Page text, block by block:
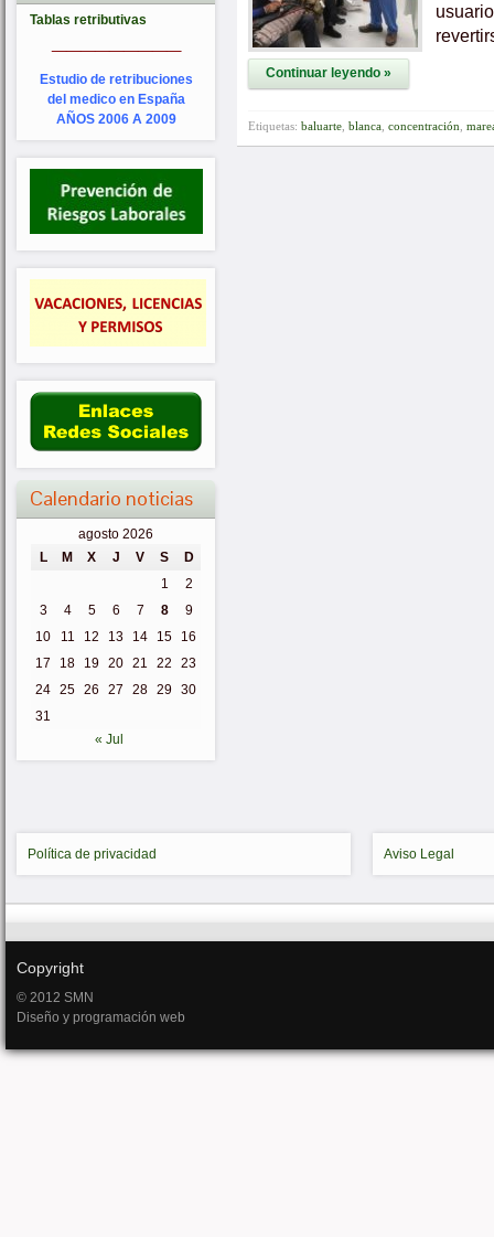
Tablas retributivas
Estudio de retribuciones
del medico en España
AÑOS 2006 A 2009
Calendario noticias
agosto 2026
L
M X J V S
D
1
2
3
4 5 6 7 8
9
10
11 12 13 14 15
16
17
18 19 20 21 22
23
24 25 26 27 28 29 30
31
« Jul
Continuar leyendo »
Etiquetas: baluarte blanca concentración
Política de privacidad Aviso Legal
Copyright
© 2012 SMN
Diseño y programación web